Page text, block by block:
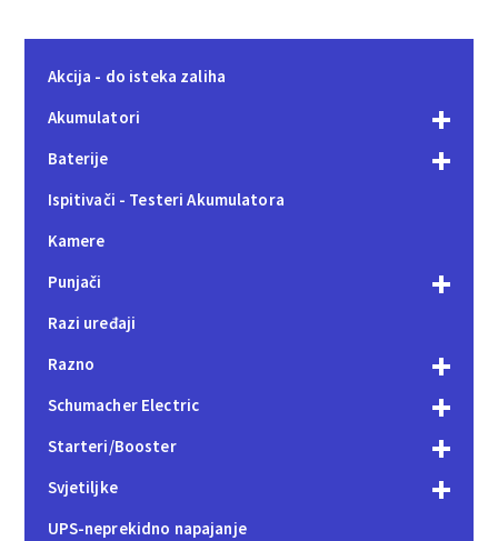
Akcija - do isteka zaliha
Akumulatori
Baterije
Ispitivači - Testeri Akumulatora
Kamere
Punjači
Razi uređaji
Razno
Schumacher Electric
Starteri/Booster
Svjetiljke
UPS-neprekidno napajanje